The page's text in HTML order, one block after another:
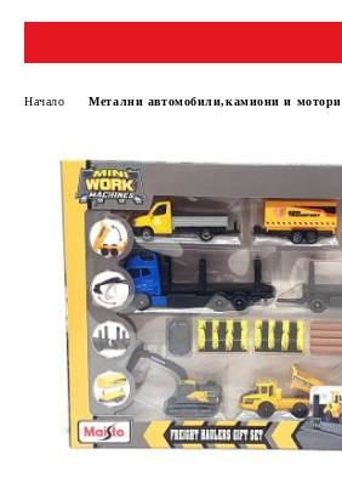
Начало Метални автомобили,камиони и мотори